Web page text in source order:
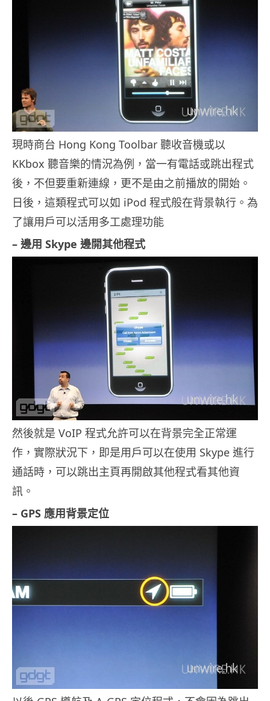
現時商台 Hong Kong Toolbar 聽收音機或以
KKbox 聽音樂的情況為例，當一有電話或跳出程式
後，不但要重新連線，更不是由之前播放的開始。
日後，這類程式可以如 iPod 程式般在背景執行。為
了讓用戶可以活用多工處理功能
– 邊用 Skype 邊開其他程式
然後就是 VoIP 程式允許可以在背景完全正常運
作，實際狀況下，即是用戶可以在使用 Skype 進行
通話時，可以跳出主頁再開啟其他程式看其他資
訊。
– GPS 應用背景定位